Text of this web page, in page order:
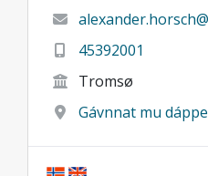
45392001
Tromsø
Gávnnat mu dáppe